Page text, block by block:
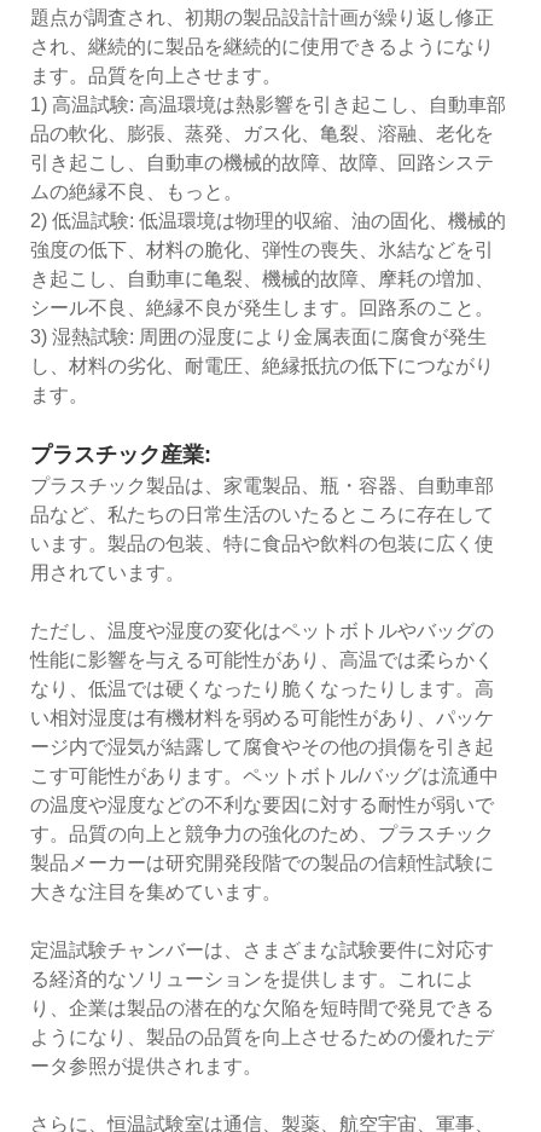
題点が調査され、初期の製品設計計画が繰り返し修正
され、継続的に製品を継続的に使用できるようになり
ます。品質を向上させます。
1) 高温試験: 高温環境は熱影響を引き起こし、自動車部
品の軟化、膨張、蒸発、ガス化、亀裂、溶融、老化を
引き起こし、自動車の機械的故障、故障、回路システ
ムの絶縁不良、もっと。
2) 低温試験: 低温環境は物理的収縮、油の固化、機械的
強度の低下、材料の脆化、弾性の喪失、氷結などを引
き起こし、自動車に亀裂、機械的故障、摩耗の増加、
シール不良、絶縁不良が発生します。回路系のこと。
3) 湿熱試験: 周囲の湿度により金属表面に腐食が発生
し、材料の劣化、耐電圧、絶縁抵抗の低下につながり
ます。
プラスチック産業:
プラスチック製品は、家電製品、瓶・容器、自動車部
品など、私たちの日常生活のいたるところに存在して
います。製品の包装、特に食品や飲料の包装に広く使
用されています。
ただし、温度や湿度の変化はペットボトルやバッグの
性能に影響を与える可能性があり、高温では柔らかく
なり、低温では硬くなったり脆くなったりします。高
い相対湿度は有機材料を弱める可能性があり、パッケ
ージ内で湿気が結露して腐食やその他の損傷を引き起
こす可能性があります。ペットボトル/バッグは流通中
の温度や湿度などの不利な要因に対する耐性が弱いで
す。品質の向上と競争力の強化のため、プラスチック
製品メーカーは研究開発段階での製品の信頼性試験に
大きな注目を集めています。
定温試験チャンバーは、さまざまな試験要件に対応す
る経済的なソリューションを提供します。これによ
り、企業は製品の潜在的な欠陥を短時間で発見できる
ようになり、製品の品質を向上させるための優れたデ
ータ参照が提供されます。
さらに、恒温試験室は通信、製薬、航空宇宙、軍事、